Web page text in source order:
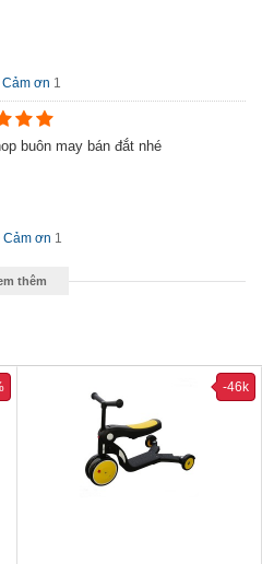
và chế độ khác nhau
Cảm ơn 1
buôn may bán đắt nhé
Cảm ơn 1
thêm
-46k